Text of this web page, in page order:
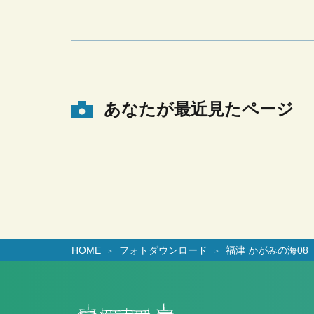
あなたが最近見たページ
HOME フォトダウンロード 福津 かがみの海08